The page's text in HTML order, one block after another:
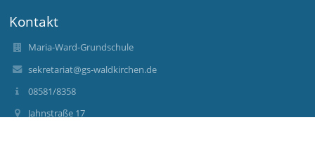
Kontakt
Maria-Ward-Grundschule
sekretariat@gs-waldkirchen.de
08581/8358
Jahnstraße 17